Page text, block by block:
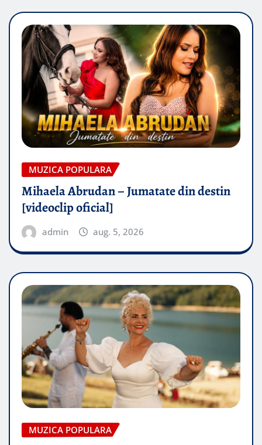
MUZICA POPULARA
Mihaela Abrudan – Jumatate din destin
[videoclip oficial]
admin aug. 5, 2026
MUZICA POPULARA